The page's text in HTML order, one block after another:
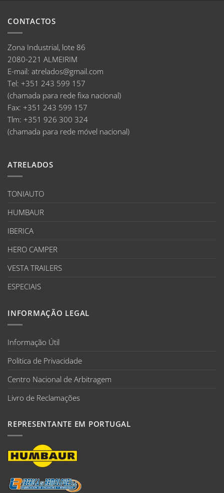
CONTACTOS
Zona Industrial, lote 86
2080-221 ALMEIRIM
E-mail: atrelados@gmail.com
Tel: +351 243 599 157
(chamada para rede fixa nacional)
Fax: +351 243 599 157
Tlm: +351 926 300 324
(chamada para rede móvel nacional)
ATRELADOS
TONIAUTO
HUMBAUR
IBERICA
HERO CAMPER
VESTA TRAILERS
ESPECIAIS
INFORMAÇÃO LEGAL
Informação Útil
Politica de Privacidade
Centro Nacional de Arbitragem
Livro de Reclamações
REPRESENTANTE EM PORTUGAL